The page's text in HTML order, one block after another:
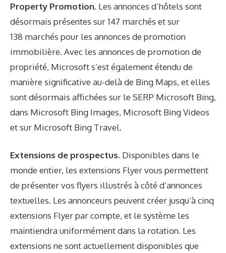
Property Promotion. Les annonces d’hôtels sont
désormais présentes sur 147 marchés et sur
138 marchés pour les annonces de promotion
immobilière. Avec les annonces de promotion de
propriété, Microsoft s’est également étendu de
manière significative au-delà de Bing Maps, et elles
sont désormais affichées sur le SERP Microsoft Bing,
dans Microsoft Bing Images, Microsoft Bing Videos
et sur Microsoft Bing Travel.
Extensions de prospectus. Disponibles dans le
monde entier, les extensions Flyer vous permettent
de présenter vos flyers illustrés à côté d’annonces
textuelles. Les annonceurs peuvent créer jusqu’à cinq
extensions Flyer par compte, et le système les
maintiendra uniformément dans la rotation. Les
extensions ne sont actuellement disponibles que